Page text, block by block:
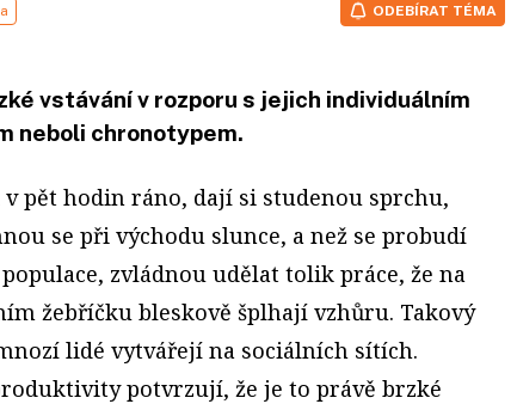
ODEBÍRAT TÉMA
vstávání v rozporu s jejich individuálním
neboli chronotypem.
v pět hodin ráno, dají si studenou sprchu,
se při východu slunce, a než se probudí
zvládnou udělat tolik práce, že na
žebříčku bleskově šplhají vzhůru. Takový
lidé vytvářejí na sociálních sítích.
potvrzují, že je to právě brzké